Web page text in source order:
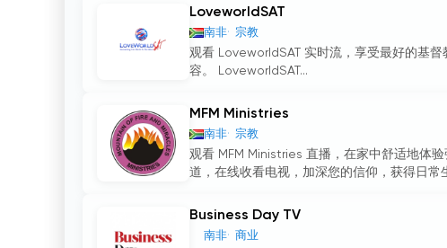
LoveworldSAT
南非 宗教
观看 LoveworldSAT 实时流，享受最好的基
容。 LoveworldSAT...
MFM Ministries
南非 宗教
观看 MFM Ministries 直播，在家中舒适地体
道，在线收看电视，加深您的信仰，获得日常
Business Day TV
南非 商业